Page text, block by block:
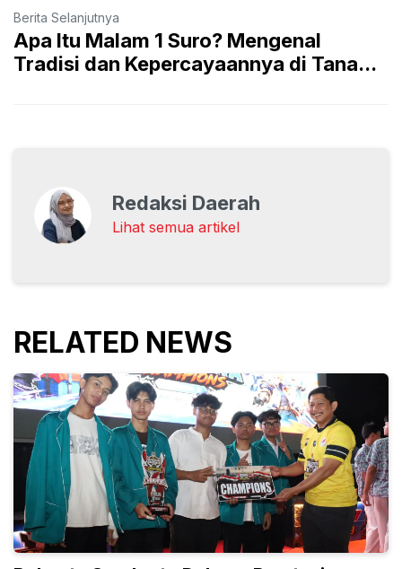
Berita Selanjutnya
Apa Itu Malam 1 Suro? Mengenal
Tradisi dan Kepercayaannya di Tana...
Redaksi Daerah
Lihat semua artikel
RELATED NEWS